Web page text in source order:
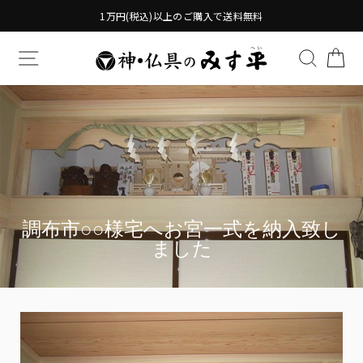
1万円(税込)以上のご購入で送料無料
TRANSLATION MISSING: 検索す
調布市○○様宅へお宮一式を納入致し
ました